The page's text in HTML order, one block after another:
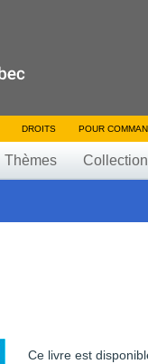
DROITS POUR
Thèmes
Ce livre est